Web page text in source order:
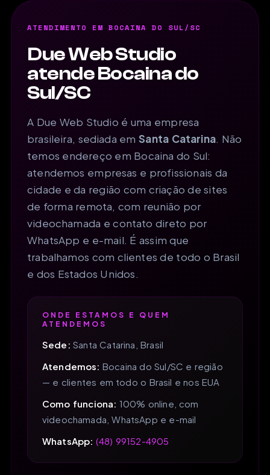
ATENDIMENTO EM BOCAINA DO SUL/SC
Due Web Studio
atende Bocaina do
Sul/SC
A Due Web Studio é uma empresa
brasileira, sediada emSanta Catarina. Não
temos endereço em Bocaina do Sul:
atendemos empresas e profissionais da
cidade e da região com criação de sites
de forma remota, com reunião por
videochamada e contato direto por
WhatsApp e e-mail. É assim que
trabalhamos com clientes de todo o Brasil
e dos Estados Unidos.
ONDE ESTAMOS E QUEM
ATENDEMOS
Sede: Santa Catarina, Brasil
Atendemos: Bocaina do Sul/SC e região
— e clientes em todo o Brasil e nos EUA
Como funciona: 100% online, com
videochamada, WhatsApp e e-mail
WhatsApp: (48) 99152-4905